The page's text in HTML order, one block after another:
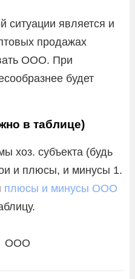
является и
продажах
ООО. При
будет
в таблице)
хоз. субъекта (будь
и плюсы, и минусы 1.
плюсы и минусы ООО
ООО